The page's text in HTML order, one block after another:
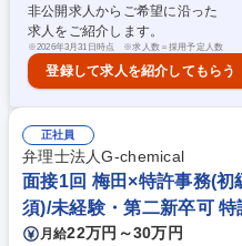
非公開求人からご希望に沿った
求人をご紹介します。
※2026年3月31日時点 ※求人数＝採用予定人数
登録して求人を紹介してもらう
正社員
弁理士法人G‐chemical
面接1回 梅田×特許事務(
須)/未経験・第二新卒可 特
月給22万円～30万円